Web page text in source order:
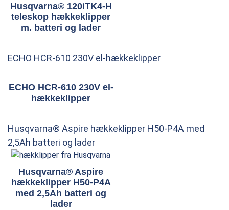
Husqvarna® 120iTK4-H
teleskop hækkeklipper
m. batteri og lader
ECHO HCR-610 230V el-hækkeklipper
ECHO HCR-610 230V el-
hækkeklipper
Husqvarna® Aspire hækkeklipper H50-P4A med
2,5Ah batteri og lader
Husqvarna® Aspire
hækkeklipper H50-P4A
med 2,5Ah batteri og
lader